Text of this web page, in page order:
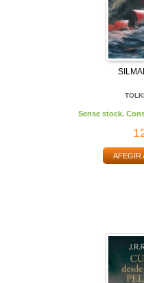
Sense stock.
AFEGIR